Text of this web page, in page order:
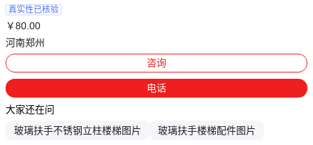
真实性已核验
￥80 .00
河南郑州
咨询
电话
大家还在问
玻璃扶手不锈钢立柱楼梯图片
玻璃扶手楼梯配件图片